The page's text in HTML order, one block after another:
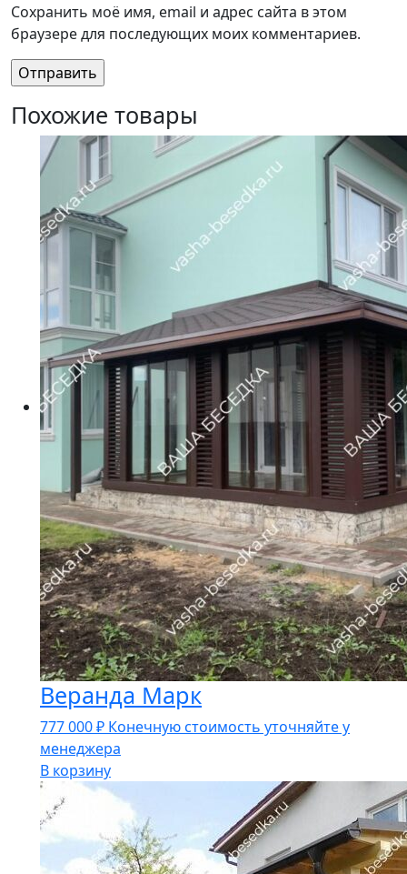
Сохранить моё имя, email и адрес сайта в этом
браузере для последующих моих комментариев.
Похожие товары
Веранда Марк
777 000₽ Конечную стоимость уточняйте у
менеджера
В корзину